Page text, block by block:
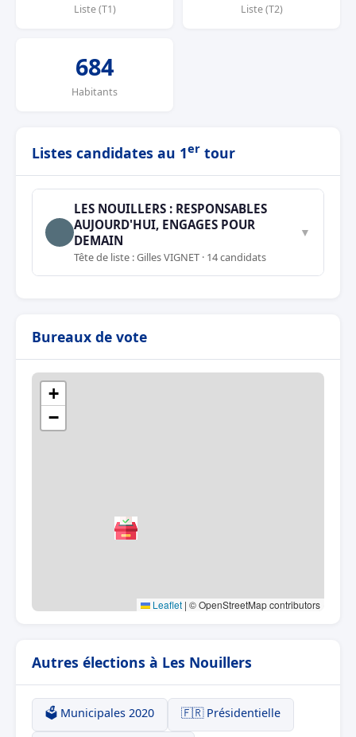
Liste (T1) Liste (T2)
684
Habitants
Listes candidates au 1er tour
LES NOUILLERS : RESPONSABLES
AUJOURD'HUI, ENGAGES POUR
DEMAIN
Tête de liste : Gilles VIGNET · 14 candidats
▼
Bureaux de vote
+
−
Leaflet | © OpenStreetMap contributors
Autres élections à Les Nouillers
🗳️ Municipales 2020 🇫🇷 Présidentielle